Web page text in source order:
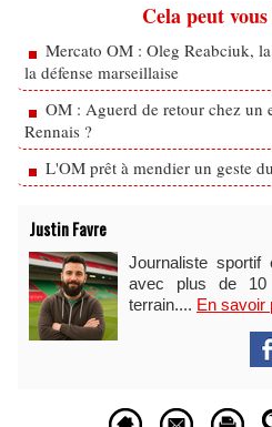
Cela peut
Mercato OM : Oleg Reabciuk,
la défense marseillaise
OM : Aguerd de retour chez un
Rennais ?
L'OM prêt à mendier un geste
Justin Favre
Journaliste sportif
avec plus de 10
terrain.... En savoir